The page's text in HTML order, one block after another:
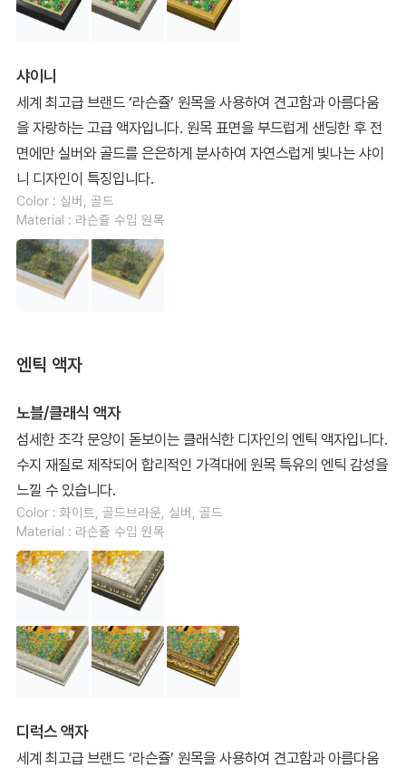
샤이니
세계 최고급 브랜드 ‘라슨쥴’ 원목을 사용하여 견고함과 아름다움
을 자랑하는 고급 액자입니다. 원목 표면을 부드럽게 샌딩한 후 전
면에만 실버와 골드를 은은하게 분사하여 자연스럽게 빛나는 샤이
니 디자인이 특징입니다.
Color : 실버, 골드
Material : 라슨쥴 수입 원목
엔틱 액자
노블/클래식 액자
섬세한 조각 문양이 돋보이는 클래식한 디자인의 엔틱 액자입니다.
수지 재질로 제작되어 합리적인 가격대에 원목 특유의 엔틱 감성을
느낄 수 있습니다.
Color : 화이트, 골드브라운, 실버, 골드
Material : 라슨쥴 수입 원목
디럭스 액자
세계 최고급 브랜드 ‘라슨쥴’ 원목을 사용하여 견고함과 아름다움